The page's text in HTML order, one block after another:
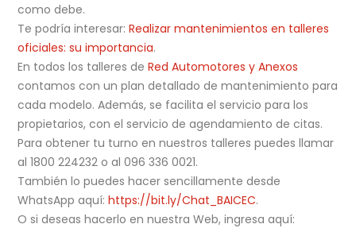
como debe.
Te podría interesar:Realizar mantenimientos en talleres
oficiales: su importancia.
En todos los talleres deRed Automotores y Anexos
contamos con un plan detallado de mantenimiento para
cada modelo. Además, se facilita el servicio para los
propietarios, con el servicio de agendamiento de citas.
Para obtener tu turno en nuestros talleres puedes llamar
al 1800 224232 o al 096 336 0021.
También lo puedes hacer sencillamente desde
WhatsApp aquí:https://bit.ly/Chat_BAICEC.
O si deseas hacerlo en nuestra Web, ingresa aquí: